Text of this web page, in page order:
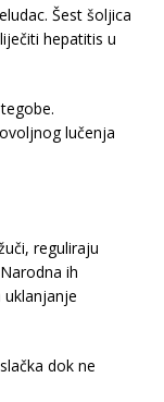
Šest šoljica
hepatitis u
lučenja
reguliraju
ih
dok ne